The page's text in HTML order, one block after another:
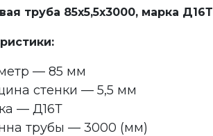
труба 85x5,5x3000, марка Д16Т
— 85 мм
стенки — 5,5 мм
— Д16Т
трубы — 3000 (мм)